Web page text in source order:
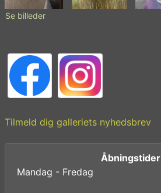
Se billeder
Tilmeld dig galleriets nyhedsbrev
Åbningstider
Mandag - Fredag